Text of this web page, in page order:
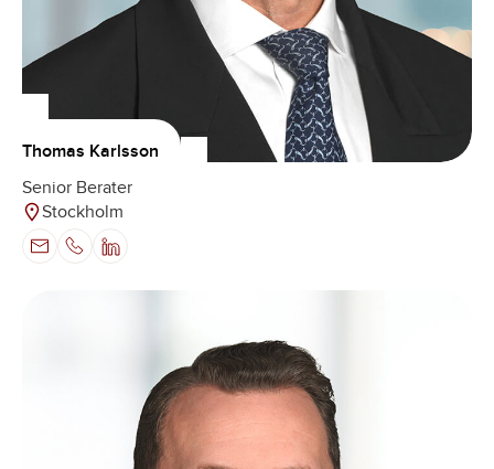
Thomas Karlsson
Senior Berater
Stockholm